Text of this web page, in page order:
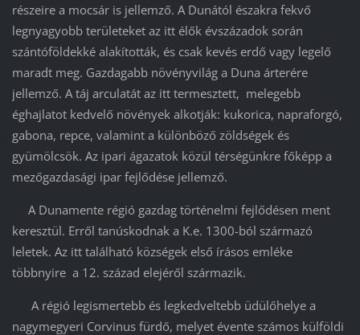
részeire a mocsár is jellemző. A Dunától északra fekvő
legnyagyobb területeket az itt élők évszázadok során
szántóföldekké alakították, és csak kevés erdő vagy legelő
maradt meg. Gazdagabb növényvilág a Duna árterére
jellemző. A táj arculatát az itt termesztett, melegebb
éghajlatot kedvelő növények alkotják: kukorica, napraforgó,
gabona, repce, valamint a különböző zöldségek és
gyümölcsök. Az ipari ágazatok közül térségünkre főképp a
mezőgazdasági ipar fejlődése jellemző.
A Dunamente régió gazdag történelmi fejlődésen ment
keresztül. Erről tanúskodnak a K.e. 1300-ból származó
leletek. Az itt található községek első írásos emléke
többnyire a 12. század elejéről származik.
A régió legismertebb és legkedveltebb üdülőhelye a
nagymegyeri Corvinus fürdő, melyet évente számos külföldi